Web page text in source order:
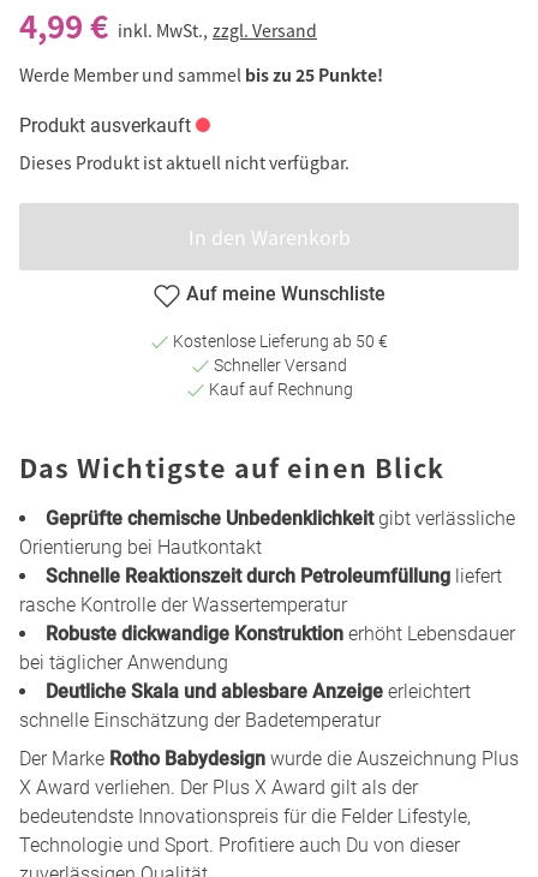
4,99 € inkl. MwSt., zzgl. Versand
Werde Member und sammel bis zu 25 Punkte!
Produkt ausverkauft
Dieses Produkt ist aktuell nicht verfügbar.
In den Warenkorb
Auf meine Wunschliste
Kostenlose Lieferung ab 50 €
Schneller Versand
Kauf auf Rechnung
Das Wichtigste auf einen Blick
Geprüfte chemische Unbedenklichkeitgibt verlässliche
Orientierung bei Hautkontakt
Schnelle Reaktionszeit durch Petroleumfüllung liefert
rasche Kontrolle der Wassertemperatur
Robuste dickwandige Konstruktion erhöht Lebensdauer
bei täglicher Anwendung
Deutliche Skala und ablesbare Anzeige erleichtert
schnelle Einschätzung der Badetemperatur
Der Marke Rotho Babydesign wurde die Auszeichnung Plus
X Award verliehen. Der Plus X Award gilt als der
bedeutendste Innovationspreis für die Felder Lifestyle,
Technologie und Sport. Profitiere auch Du von dieser